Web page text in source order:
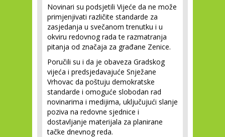
Novinari su podsjetili Vijeće da ne može
primjenjivati različite standarde za
zasjedanja u svečanom trenutku i u
okviru redovnog rada te razmatranja
pitanja od značaja za građane Zenice.
Poručili su i da je obaveza Gradskog
vijeća i predsjedavajuće Snježane
Vrhovac da poštuju demokratske
standarde i omoguće slobodan rad
novinarima i medijima, uključujući slanje
poziva na redovne sjednice i
dostavljanje materijala za planirane
tačke dnevnog reda.